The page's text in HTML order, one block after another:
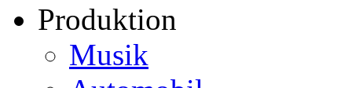
Produktion
Musik